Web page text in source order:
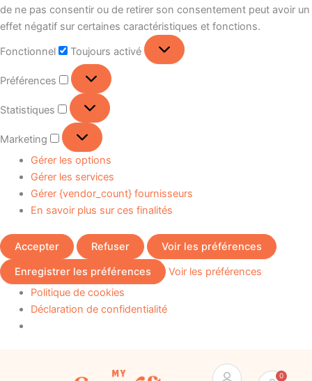
de ne pas consentir ou de retirer son consentement peut avoir un
effet négatif sur certaines caractéristiques et fonctions.
Fonctionnel
Toujours activé
Préférences
Statistiques
Marketing
Gérer les options
Gérer les services
Gérer {vendor_count} fournisseurs
En savoir plus sur ces finalités
Accepter Refuser
Voir les préférences
Enregistrer les préférences
Voir les préférences
Politique de cookies
Déclaration de confidentialité
0